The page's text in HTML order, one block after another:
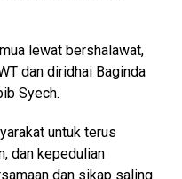
lewat bershalawat,
dan diridhai Baginda
Syech.
untuk terus
dan kepedulian
dan sikap saling